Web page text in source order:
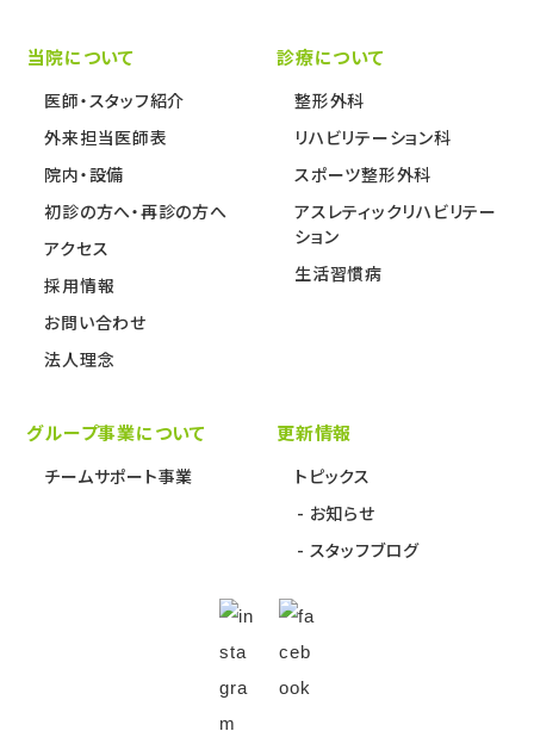
当院について
医師・スタッフ紹介
外来担当医師表
院内・設備
初診の方へ・再診の方へ
アクセス
採用情報
お問い合わせ
法人理念
診療について
整形外科
リハビリテーション科
スポーツ整形外科
アスレティックリハビリテー
ション
生活習慣病
グループ事業について
チームサポート事業
更新情報
トピックス
お知らせ
スタッフブログ